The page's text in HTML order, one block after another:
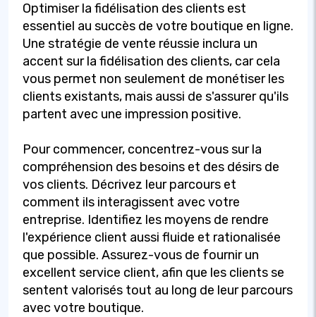
Optimiser la fidélisation des clients est
essentiel au succès de votre boutique en ligne.
Une stratégie de vente réussie inclura un
accent sur la fidélisation des clients, car cela
vous permet non seulement de monétiser les
clients existants, mais aussi de s'assurer qu'ils
partent avec une impression positive.
Pour commencer, concentrez-vous sur la
compréhension des besoins et des désirs de
vos clients. Décrivez leur parcours et
comment ils interagissent avec votre
entreprise. Identifiez les moyens de rendre
l'expérience client aussi fluide et rationalisée
que possible. Assurez-vous de fournir un
excellent service client, afin que les clients se
sentent valorisés tout au long de leur parcours
avec votre boutique.